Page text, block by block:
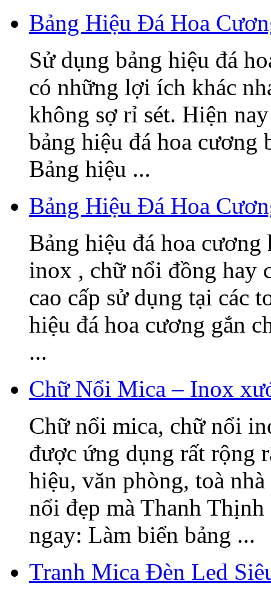
Bảng Hiệu Đá Hoa
Sử dụng bảng hiệu đá
có những lợi ích khác
không sợ rỉ sét. Hiện
bảng hiệu đá hoa
Bảng hiệu ...
Bảng Hiệu Đá Hoa
Bảng hiệu đá hoa
inox , chữ nổi đồng hay
cao cấp sử dụng tại các
hiệu đá hoa cương gắn
...
Chữ Nổi Mica – Inox
Chữ nổi mica, chữ nổi
được ứng dụng rất rộng
hiệu, văn phòng, toà
nổi đẹp mà Thanh
ngay: Làm biển bảng ...
Tranh Mica Đèn Led